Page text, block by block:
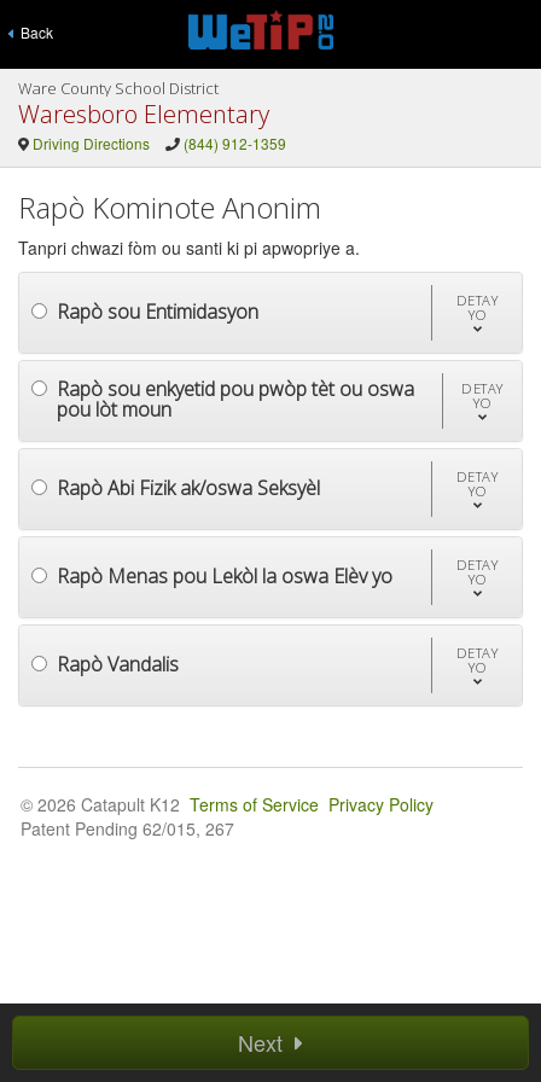
Back
Ware County School District
Waresboro Elementary
Driving Directions (844) 912-1359
Rapò Kominote Anonim
Tanpri chwazi fòm ou santi ki pi apwopriye a.
Rapò sou Entimidasyon
DETAY
YO
Rapò sou enkyetid pou pwòp tèt ou oswa
pou lòt moun
DETAY
YO
Rapò Abi Fizik ak/oswa Seksyèl
DETAY
YO
Rapò Menas pou Lekòl la oswa Elèv yo
DETAY
YO
Rapò Vandalis
DETAY
YO
Next
© 2026 Catapult K12 Terms of Service Privacy Policy
Patent Pending 62/015, 267